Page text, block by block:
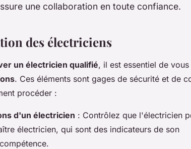
une collaboration en toute confiance.
des électriciens
un électricien qualifié, il est essentiel de
. Ces éléments sont gages de sécurité et de
procéder :
d'un électricien : Contrôlez que l'électricien
électricien, qui sont des indicateurs de son